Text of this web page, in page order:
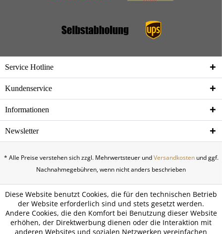
Service Hotline
Kundenservice
Informationen
Newsletter
* Alle Preise verstehen sich zzgl. Mehrwertsteuer undVersandkostenund ggf.
Nachnahmegebühren, wenn nicht anders beschrieben
Diese Website benutzt Cookies, die für den technischen Betrieb
der Website erforderlich sind und stets gesetzt werden.
Andere Cookies, die den Komfort bei Benutzung dieser Website
erhöhen, der Direktwerbung dienen oder die Interaktion mit
anderen Websites und sozialen Netzwerken vereinfachen